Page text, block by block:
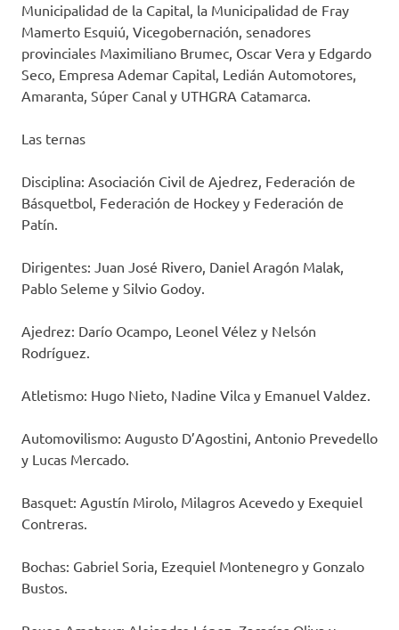
Municipalidad de la Capital, la Municipalidad de Fray
Mamerto Esquiú, Vicegobernación, senadores
provinciales Maximiliano Brumec, Oscar Vera y Edgardo
Seco, Empresa Ademar Capital, Ledián Automotores,
Amaranta, Súper Canal y UTHGRA Catamarca.
Las ternas
Disciplina: Asociación Civil de Ajedrez, Federación de
Básquetbol, Federación de Hockey y Federación de
Patín.
Dirigentes: Juan José Rivero, Daniel Aragón Malak,
Pablo Seleme y Silvio Godoy.
Ajedrez: Darío Ocampo, Leonel Vélez y Nelsón
Rodríguez.
Atletismo: Hugo Nieto, Nadine Vilca y Emanuel Valdez.
Automovilismo: Augusto D’Agostini, Antonio Prevedello
y Lucas Mercado.
Basquet: Agustín Mirolo, Milagros Acevedo y Exequiel
Contreras.
Bochas: Gabriel Soria, Ezequiel Montenegro y Gonzalo
Bustos.